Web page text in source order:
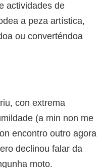
actividades de
a peza artística,
ou converténdoa
con extrema
(a min non me
encontro outro agora
declinou falar da
moto.